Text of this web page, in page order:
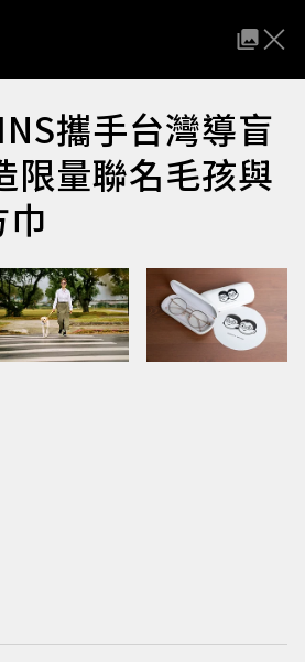
攜手台灣導盲
限量聯名毛孩與